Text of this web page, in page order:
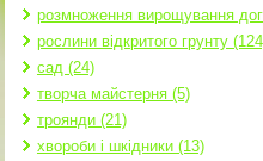
розмноження вирощування
рослини відкритого грунту
сад (24)
творча майстерня (5)
троянди (21)
хвороби і шкідники (13)